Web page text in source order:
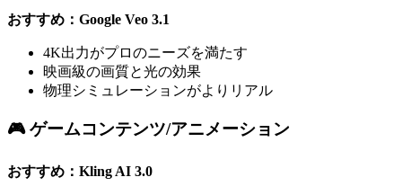
おすすめ：Google Veo 3.1
4K出力がプロのニーズを満たす
映画級の画質と光の効果
物理シミュレーションがよりリアル
🎮 ゲームコンテンツ/アニメーション
おすすめ：Kling AI 3.0